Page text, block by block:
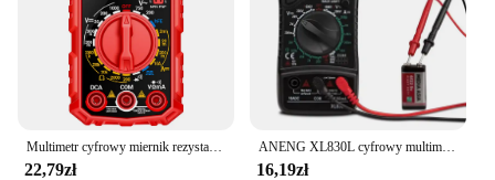
22,79zł
ANENG XL830L cyfrowy multimetr wielofunkcyjny wysokiej precyzji cyfrowy wyświetlacz elektryczny rezystancyjny miernik napięcia
16,19zł